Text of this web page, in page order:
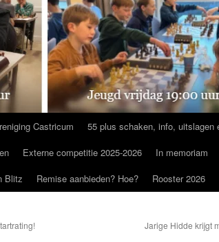
Castricum 55 plus schaken, info, uitslagen
Externe competitie 2025-2026 In memoriam
Blitz
Remise aanbieden? Hoe? Rooster 2026
Jarige Hidde krijgt